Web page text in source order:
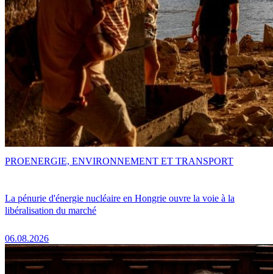
La pénurie d'énergie nucléaire en Hongrie ouvre la voie à la
libéralisation du marché
06.08.2026
PROENERGIE, ENVIRONNEMENT ET TRANSPORT